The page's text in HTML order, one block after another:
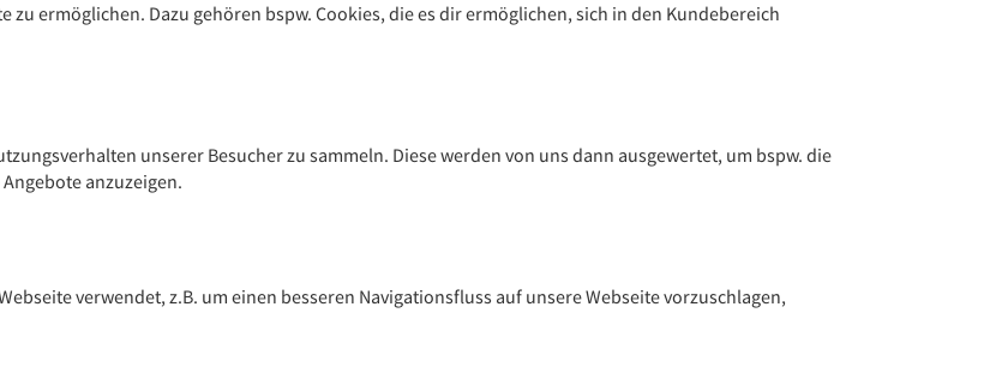
zu ermöglichen. Dazu gehören bspw. Cookies, die es dir ermöglichen, sich in den Kundebereich
unserer Besucher zu sammeln. Diese werden von uns dann ausgewertet, um bspw. die
anzuzeigen.
verwendet, z.B. um einen besseren Navigationsfluss auf unsere Webseite vorzuschlagen,